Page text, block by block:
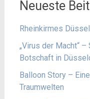
Neueste
Rheinkirmes
„Virus der Macht“
Botschaft in
Balloon Story –
Traumwelten